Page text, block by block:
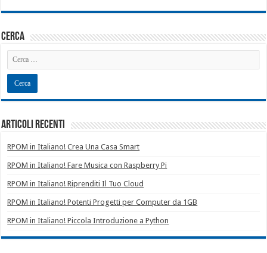
cerca
Articoli recenti
RPOM in Italiano! Crea Una Casa Smart
RPOM in Italiano! Fare Musica con Raspberry Pi
RPOM in Italiano! Riprenditi Il Tuo Cloud
RPOM in Italiano! Potenti Progetti per Computer da 1GB
RPOM in Italiano! Piccola Introduzione a Python